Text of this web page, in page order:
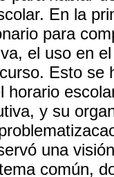
En la
para
el uso en
Esto se
horario
y su
una
común,